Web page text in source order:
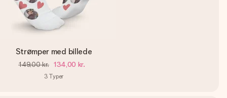
Strømper med billede
149,00 kr. 134,00 kr.
3 Typer